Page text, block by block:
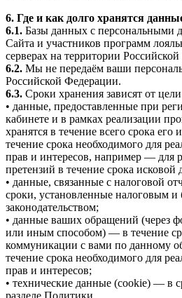
6. Где и как долго хранятся
6.1. Базы данных с персональными
Сайта и участников программ
серверах на территории
6.2. Мы не передаём ваши
Российской Федерации.
6.3. Сроки хранения зависят от
• данные, предоставленные при
кабинете и в рамках реализации
хранятся в течение всего срока его
течение срока необходимого для
прав и интересов, например — для
претензий в течение срока исковой
• данные, связанные с налоговой
сроки, установленные налоговым и
законодательством;
• данные ваших обращений (через
или иным способом) — в течение
коммуникации с вами по данному
течение срока необходимого для
прав и интересов;
• технические данные (cookie) — в
разделе Политики.